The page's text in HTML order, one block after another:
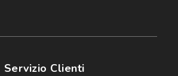
Servizio Clienti